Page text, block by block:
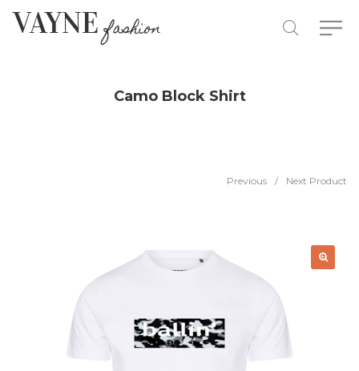
Camo Block Shirt
Previous / Next Product